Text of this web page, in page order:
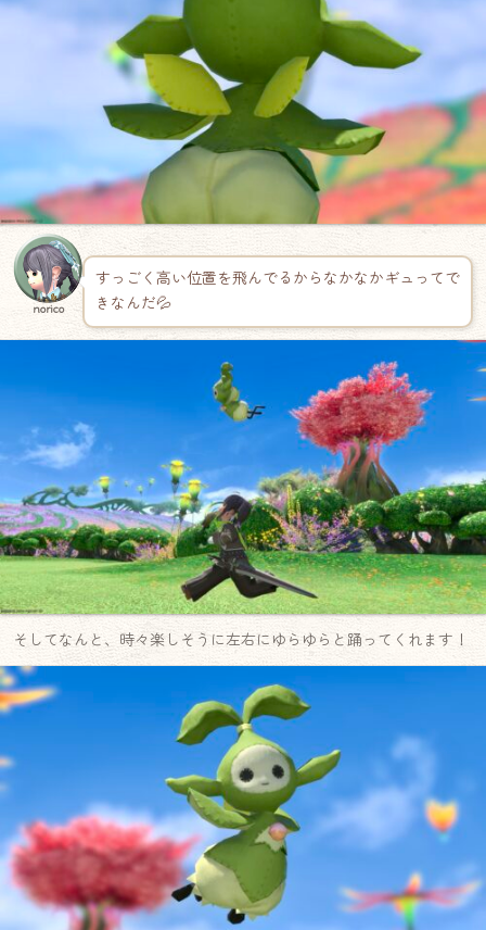
norico
すっごく高い位置を飛んでるからなかなかギュってで
きなんだ💦
そしてなんと、時々楽しそうに左右にゆらゆらと踊ってくれます！